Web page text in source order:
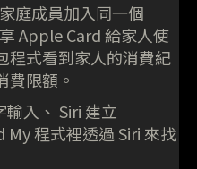
庭成員加入同一個
Apple Card 給家人使
程式看到家人的消費紀
費限額。
入、 Siri 建立
My 程式裡透過 Siri 來找